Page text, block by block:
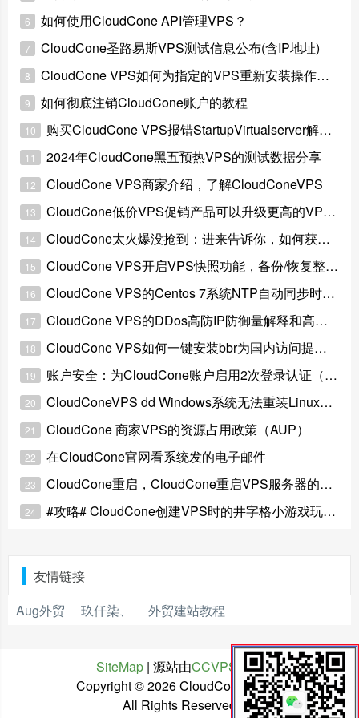
6 如何使用CloudCone API管理VPS？
7 CloudCone圣路易斯VPS测试信息公布(含IP地址)
8 CloudCone VPS如何为指定的VPS重新安装操作系统？
9 如何彻底注销CloudCone账户的教程
10 购买CloudCone VPS报错StartupVirtualserver解决经验
11 2024年CloudCone黑五预热VPS的测试数据分享
12 CloudCone VPS商家介绍，了解CloudConeVPS
13 CloudCone低价VPS促销产品可以升级更高的VPS配置吗？
14 CloudCone太火爆没抢到：进来告诉你，如何获得心仪的VPS
15 CloudCone VPS开启VPS快照功能，备份/恢复整机数据
16 CloudCone VPS的Centos 7系统NTP自动同步时间教程
17 CloudCone VPS的DDos高防IP防御量解释和高防IP价格问题
18 CloudCone VPS如何一键安装bbr为国内访问提速？
19 账户安全：为CloudCone账户启用2次登录认证（2-Factor）
20 CloudConeVPS dd Windows系统无法重装Linux系统的问题
21 CloudCone 商家VPS的资源占用政策（AUP）
22 在CloudCone官网看系统发的电子邮件
23 CloudCone重启，CloudCone重启VPS服务器的教程
24 #攻略# CloudCone创建VPS时的井字格小游戏玩法解析
友情链接
Aug外贸
玖仟柒、 外贸建站教程
SiteMap | 源站由CCVPS
托管
Copyright ©2026 CloudCone中文网
All Rights Reserved